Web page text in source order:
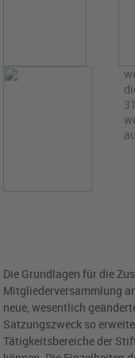
Die Grundlagen für die
Mitgliederversammlung
neue, wesentlich
Satzungszweck so
Tätigkeitsbereiche der